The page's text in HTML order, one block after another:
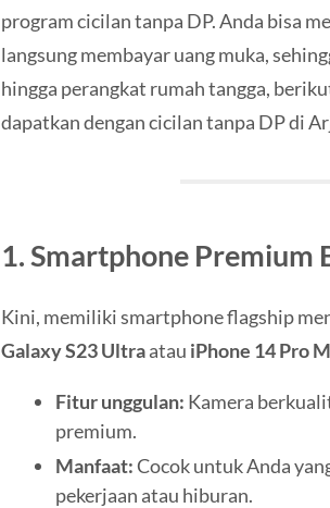
program cicilan tanpa DP. Anda bisa
langsung membayar uang muka,
hingga perangkat rumah tangga,
dapatkan dengan cicilan tanpa DP di
1. Smartphone Premium
Kini, memiliki smartphone flagship
Galaxy S23 Ultraatau iPhone 14 Pro
Fitur unggulan: Kamera
premium.
Manfaat:Cocok untuk Anda
pekerjaan atau hiburan.